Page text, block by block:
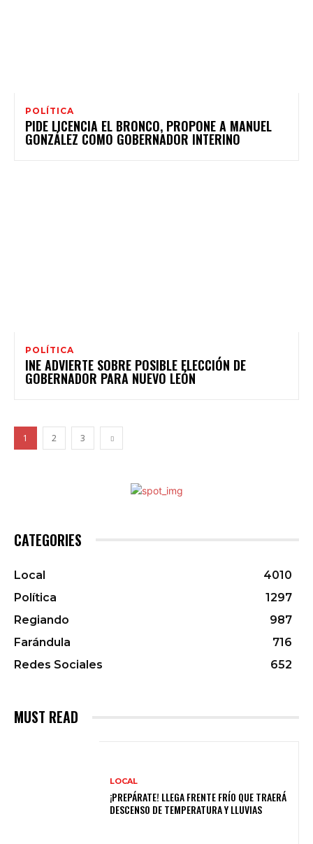
POLÍTICA
PIDE LICENCIA EL BRONCO, PROPONE A MANUEL
GONZÁLEZ COMO GOBERNADOR INTERINO
POLÍTICA
INE ADVIERTE SOBRE POSIBLE ELECCIÓN DE
GOBERNADOR PARA NUEVO LEÓN
1 2 3
CATEGORIES
Local
4010
Política
1297
Regiando
987
Farándula
716
Redes Sociales
652
MUST READ
LOCAL
¡PREPÁRATE! LLEGA FRENTE FRÍO QUE TRAERÁ
DESCENSO DE TEMPERATURA Y LLUVIAS